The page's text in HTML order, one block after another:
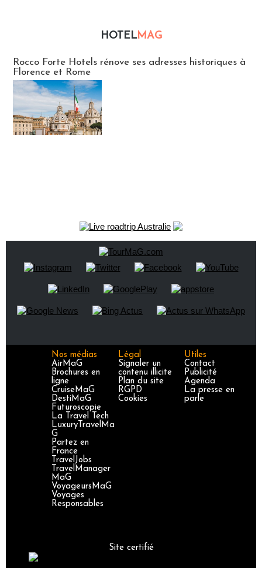
HOTELMAG
Rocco Forte Hotels rénove ses adresses historiques à
Florence et Rome
Nos médias
AirMaG
Brochures en
ligne
CruiseMaG
DestiMaG
Futuroscopie
La Travel Tech
LuxuryTravelMa
G
Partez en
France
TravelJobs
TravelManager
MaG
VoyageursMaG
Voyages
Responsables
Légal
Signaler un
contenu illicite
Plan du site
RGPD
Cookies
Utiles
Contact
Publicité
Agenda
La presse en
parle
Site certifié